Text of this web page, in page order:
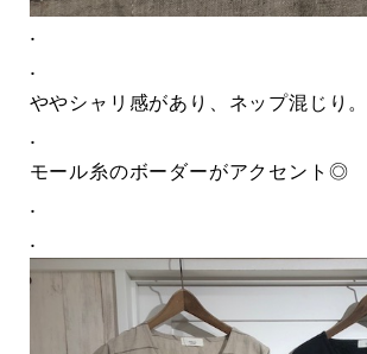
.
.
ややシャリ感があり、ネップ混じり。
.
モール糸のボーダーがアクセント◎
.
.